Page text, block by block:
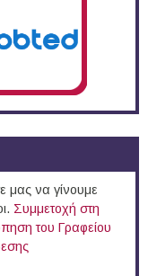
μας να γίνουμε
Συμμετοχή στη
του Γραφείου